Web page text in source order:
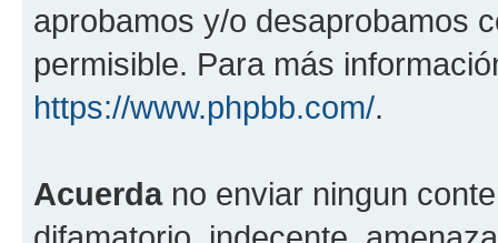
aprobamos y/o desaprobamos
permisible. Para más
https://www.phpbb.com/.
Acuerdano enviar ningun